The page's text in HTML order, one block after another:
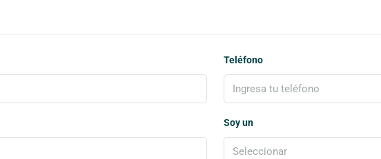
Teléfono
Soy un
Seleccionar